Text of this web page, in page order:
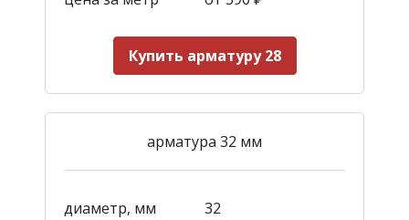
Купить арматуру 28
арматура 32 мм
диаметр, мм
32